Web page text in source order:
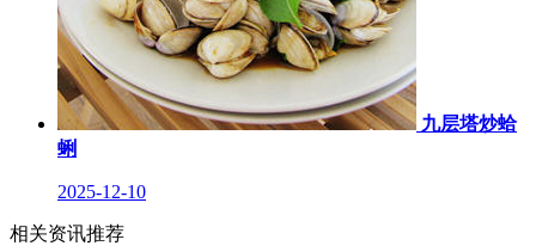
九层塔炒蛤
蜊
2025-12-10
相关资讯推荐